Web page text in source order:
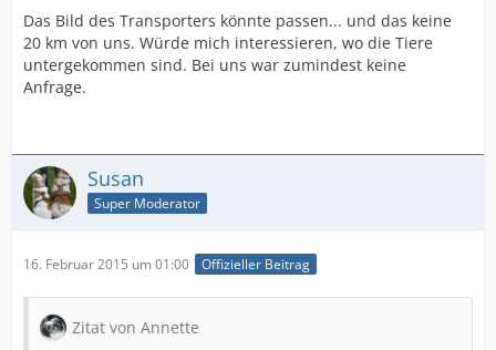
Das Bild des Transporters könnte passen... und das keine
20 km von uns. Würde mich interessieren, wo die Tiere
untergekommen sind. Bei uns war zumindest keine
Anfrage.
Susan
Super Moderator
16. Februar 2015 um 01:00 Offizieller Beitrag
Zitat von Annette